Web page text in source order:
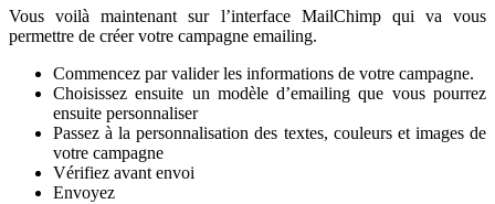
Vous voilà maintenant sur l’interface MailChimp qui va vous
permettre de créer votre campagne emailing.
Commencez par valider les informations de votre campagne.
Choisissez ensuite un modèle d’emailing que vous pourrez
ensuite personnaliser
Passez à la personnalisation des textes, couleurs et images de
votre campagne
Vérifiez avant envoi
Envoyez